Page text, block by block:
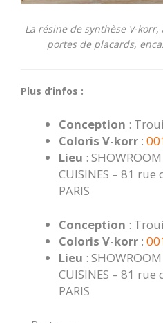
La résine de synthèse V-
portes de placards,
Plus d’infos :
Conception :
Coloris V-korr :
Lieu :
CUISINES – 81
PARIS
Conception :
Coloris V-korr :
Lieu :
CUISINES – 81
PARIS